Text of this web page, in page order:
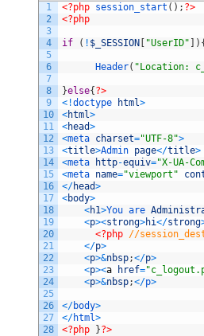
1
2
3
4
5
6
7
8
9
10
11
12
13
14
15
16
17
18
19
20
21
22
23
24
25
26
27
28
<?php session_start ( ) ; ?>
<?php
if ( ! $_SESSION [ "UserID" ] )
Header( "Location:
}else{?>
< !doctype html>
<html>
<head>
<meta charset="UTF-8">
<title>Admin page</title>
<meta http-equiv="X-UA-
<meta name="viewport"
</head>
<body>
<h1>You are
<p><strong>hi</strong
<?php //
</p>
<p>&nbsp;</p>
<p><a href=
<p>&nbsp;</p>
</body>
</html>
<?php }?>